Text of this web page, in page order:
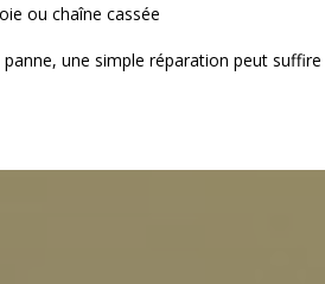
ou chaîne cassée
panne, une simple réparation peut